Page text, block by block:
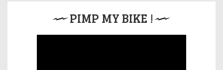
PIMP MY BIKE !